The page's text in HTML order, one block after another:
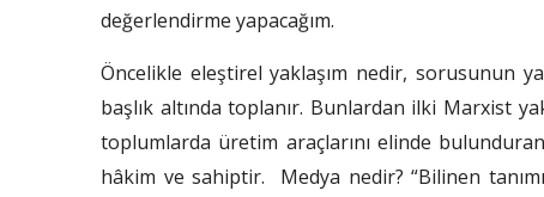
değerlendirme yapacağım.
Öncelikle eleştirel yaklaşım nedir, sorusunun
başlık altında toplanır. Bunlardan ilki Marxist
toplumlarda üretim araçlarını elinde
hâkim ve sahiptir. Medya nedir? “Bilinen